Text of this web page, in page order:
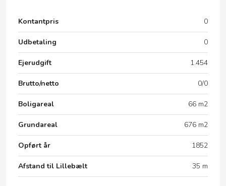
Kontantpris 0
Udbetaling 0
Ejerudgift 1.454
Brutto/netto 0/0
Boligareal 66 m2
Grundareal 676 m2
Opført år 1852
Afstand til Lillebælt 35 m